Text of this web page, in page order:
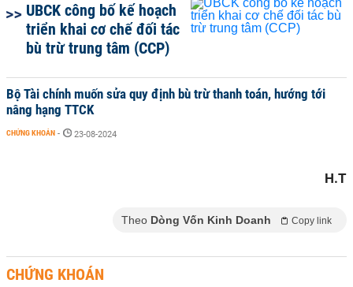
UBCK công bố kế hoạch
triển khai cơ chế đối tác
bù trừ trung tâm (CCP)
Bộ Tài chính muốn sửa quy định bù trừ thanh toán, hướng tới
nâng hạng TTCK
CHỨNG KHOÁN - 23-08-2024
H.T
Theo Dòng Vốn Kinh Doanh Copy link
CHỨNG KHOÁN